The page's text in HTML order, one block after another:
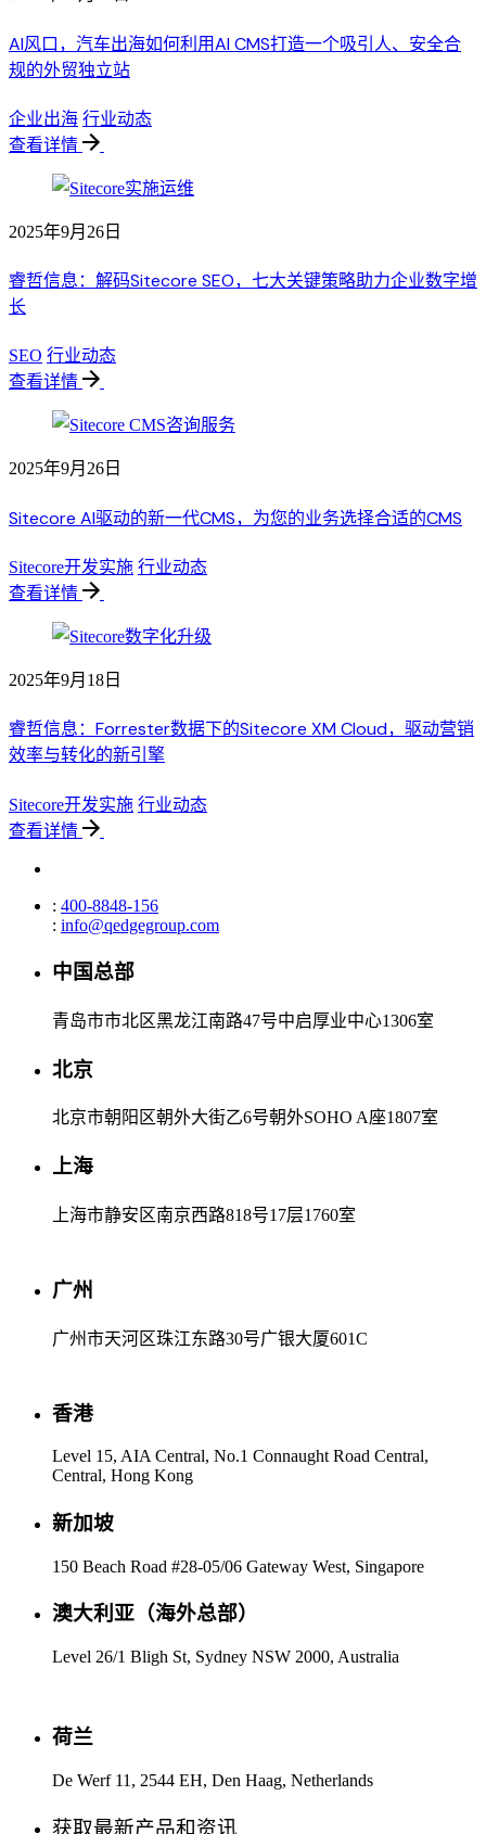
AI风口，汽车出海如何利用AI CMS打造一个吸引人、安全合
规的外贸独立站
企业出海 行业动态
查看详情
2025年9月26日
睿哲信息：解码Sitecore SEO，七大关键策略助力企业数字增
长
SEO 行业动态
查看详情
2025年9月26日
Sitecore AI驱动的新一代CMS，为您的业务选择合适的CMS
Sitecore开发实施 行业动态
查看详情
2025年9月18日
睿哲信息：Forrester数据下的Sitecore XM Cloud，驱动营销
效率与转化的新引擎
Sitecore开发实施 行业动态
查看详情
: 400-8848-156
: info@qedgegroup.com
中国总部
青岛市市北区黑龙江南路47号中启厚业中心1306室
北京
北京市朝阳区朝外大街乙6号朝外SOHO A座1807室
上海
上海市静安区南京西路818号17层1760室
广州
广州市天河区珠江东路30号广银大厦601C
香港
Level 15, AIA Central, No.1 Connaught Road Central,
Central, Hong Kong
新加坡
150 Beach Road #28-05/06 Gateway West, Singapore
澳大利亚（海外总部）
Level 26/1 Bligh St, Sydney NSW 2000, Australia
荷兰
De Werf 11, 2544 EH, Den Haag, Netherlands
获取最新产品和资讯